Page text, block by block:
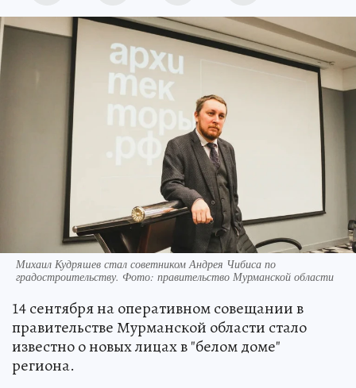
Михаил Кудряшев стал советником Андрея Чибиса по
градостроительству. Фото: правительство Мурманской области
14 сентября на оперативном совещании в
правительстве Мурманской области стало
известно о новых лицах в "белом доме"
региона.